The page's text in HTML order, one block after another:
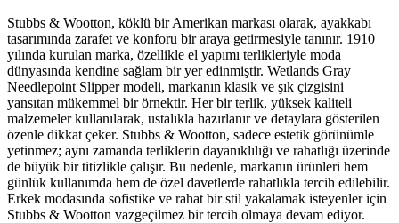
Stubbs & Wootton, köklü bir Amerikan markası olarak, ayakkabı
tasarımında zarafet ve konforu bir araya getirmesiyle tanınır. 1910
yılında kurulan marka, özellikle el yapımı terlikleriyle moda
dünyasında kendine sağlam bir yer edinmiştir. Wetlands Gray
Needlepoint Slipper modeli, markanın klasik ve şık çizgisini
yansıtan mükemmel bir örnektir. Her bir terlik, yüksek kaliteli
malzemeler kullanılarak, ustalıkla hazırlanır ve detaylara gösterilen
özenle dikkat çeker. Stubbs & Wootton, sadece estetik görünümle
yetinmez; aynı zamanda terliklerin dayanıklılığı ve rahatlığı üzerinde
de büyük bir titizlikle çalışır. Bu nedenle, markanın ürünleri hem
günlük kullanımda hem de özel davetlerde rahatlıkla tercih edilebilir.
Erkek modasında sofistike ve rahat bir stil yakalamak isteyenler için
Stubbs & Wootton vazgeçilmez bir tercih olmaya devam ediyor.